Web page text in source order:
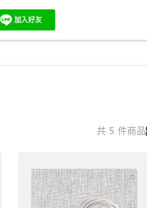
共 5 件商品